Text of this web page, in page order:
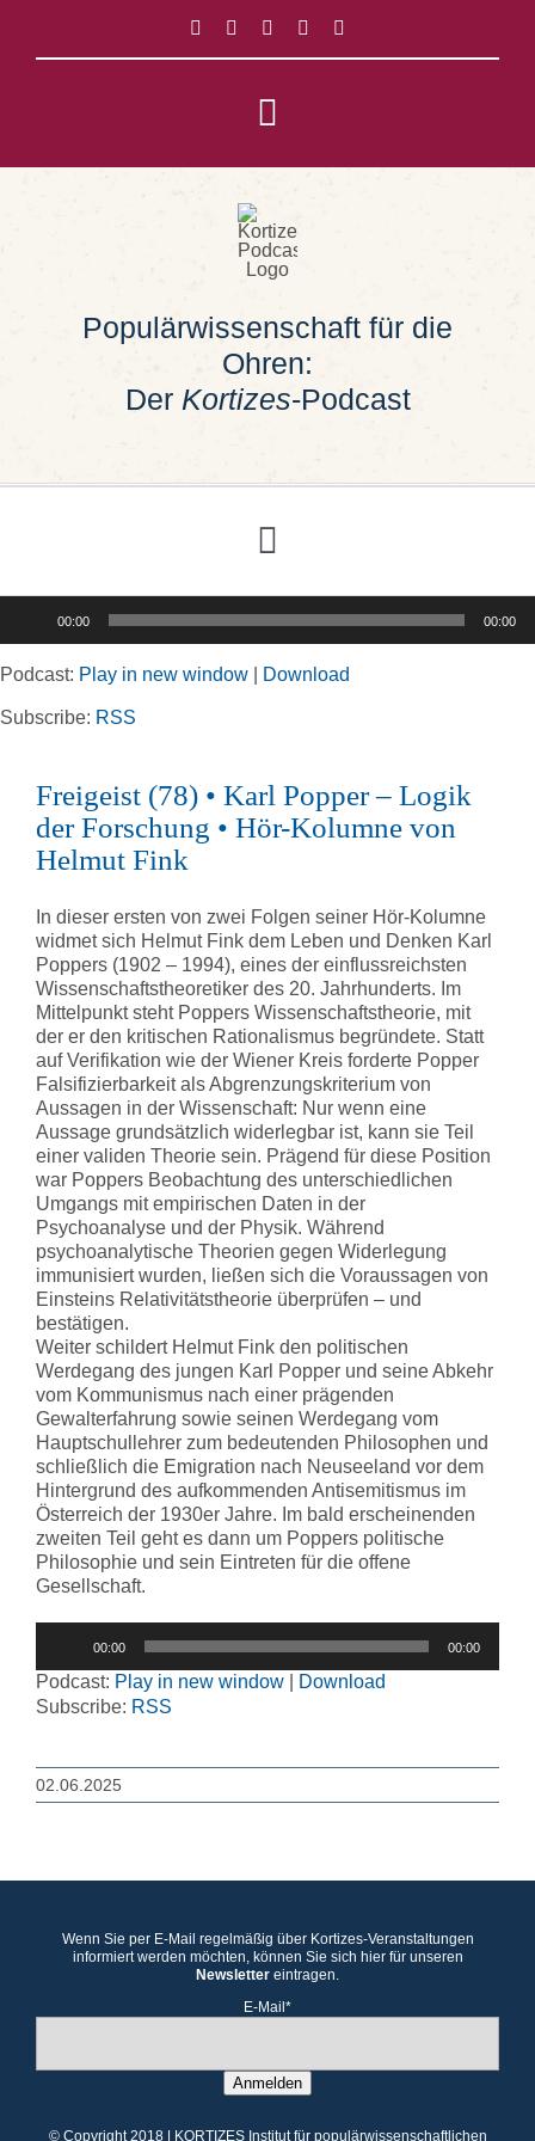
springen
Toggle
Navigation
Impressum
Datenschutz
Populärwissenschaft für die
Ohren:
Der Kortizes-Podcast
Toggle
Navigation
Rubriken
Kortizes Website
00:00 00:00
Podcast: Play in new window Download
Subscribe: RSS
Freigeist (78) • Karl Popper – Logik
der Forschung • Hör-Kolumne von
Helmut Fink
In dieser ersten von zwei Folgen seiner Hör-Kolumne
widmet sich Helmut Fink dem Leben und Denken Karl
Poppers (1902 – 1994), eines der einflussreichsten
Wissenschaftstheoretiker des 20. Jahrhunderts. Im
Mittelpunkt steht Poppers Wissenschaftstheorie, mit
der er den kritischen Rationalismus begründete. Statt
auf Verifikation wie der Wiener Kreis forderte Popper
Falsifizierbarkeit als Abgrenzungskriterium von
Aussagen in der Wissenschaft: Nur wenn eine
Aussage grundsätzlich widerlegbar ist, kann sie Teil
einer validen Theorie sein. Prägend für diese Position
war Poppers Beobachtung des unterschiedlichen
Umgangs mit empirischen Daten in der
Psychoanalyse und der Physik. Während
psychoanalytische Theorien gegen Widerlegung
immunisiert wurden, ließen sich die Voraussagen von
Einsteins Relativitätstheorie überprüfen – und
bestätigen.
Weiter schildert Helmut Fink den politischen
Werdegang des jungen Karl Popper und seine Abkehr
vom Kommunismus nach einer prägenden
Gewalterfahrung sowie seinen Werdegang vom
Hauptschullehrer zum bedeutenden Philosophen und
schließlich die Emigration nach Neuseeland vor dem
Hintergrund des aufkommenden Antisemitismus im
Österreich der 1930er Jahre. Im bald erscheinenden
zweiten Teil geht es dann um Poppers politische
Philosophie und sein Eintreten für die offene
Gesellschaft.
00:00 00:00
Podcast: Play in new window
Download
Subscribe: RSS
02.06.2025
Wenn Sie per E-Mail regelmäßig über Kortizes-Veranstaltungen
informiert werden möchten, können Sie sich hier für unseren
Newsletter eintragen.
E-Mail*
Anmelden
© Copyright 2018 | KORTIZES Institut für populärwissenschaftlichen